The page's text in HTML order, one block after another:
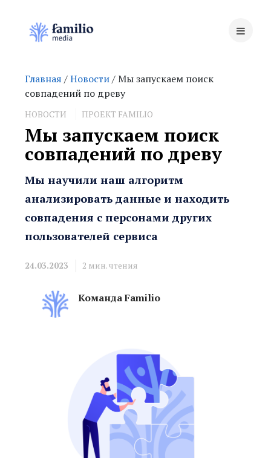
Главная /Новости/ Мы запускаем поиск
совпадений по древу
НОВОСТИ ПРОЕКТ FAMILIO
Мы запускаем поиск
совпадений по древу
Мы научили наш алгоритм
анализировать данные и находить
совпадения с персонами других
пользователей сервиса
24.03.2023 2 мин. чтения
Команда Familio